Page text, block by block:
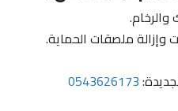
ملصقات الحماية.
0543626173